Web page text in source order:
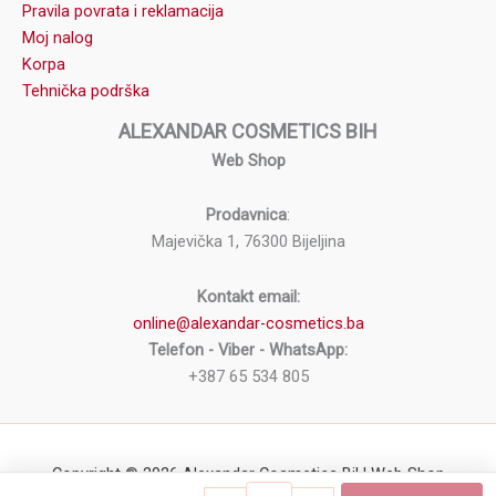
Pravila povrata i reklamacija
Moj nalog
Korpa
Tehnička podrška
ALEXANDAR COSMETICS BIH
Web Shop
Prodavnica:
Majevička 1, 76300 Bijeljina
Kontakt email:
online@alexandar-cosmetics.ba
Telefon - Viber - WhatsApp:
+387 65 534 805
Copyright © 2026 Alexandar Cosmetics BiH Web Shop